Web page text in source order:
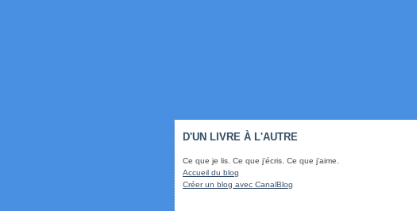
D'UN LIVRE À L'AUTRE
Ce que je lis. Ce que j'écris. Ce que j'aime.
Accueil du blog
Créer un blog avec CanalBlog